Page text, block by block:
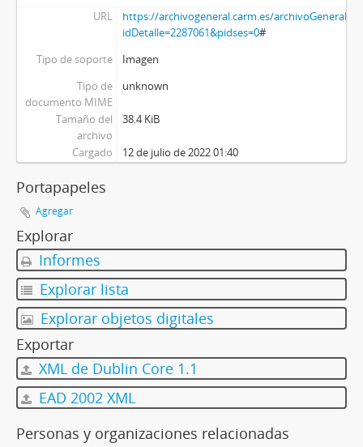
URL
https://archivogeneral.carm.es/archivoGeneral/
idDetalle=2287061&pidses=0#
Tipo de soporte
Imagen
Tipo de
documento MIME
unknown
Tamaño del
archivo
38.4 KiB
Cargado 12 de julio de 2022 01:40
Portapapeles
Agregar
Explorar
Informes
Explorar lista
Explorar objetos digitales
Exportar
XML de Dublin Core 1.1
EAD 2002 XML
Personas y organizaciones relacionadas